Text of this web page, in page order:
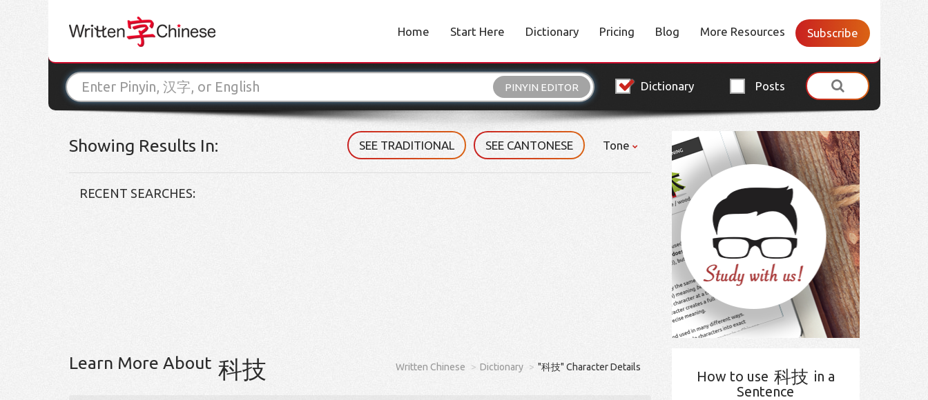
Home Start Here Dictionary Pricing Blog More Resources Subscribe
PINYIN EDITOR Dictionary Posts
Showing Results In: SEE TRADITIONAL SEE CANTONESE Tone
RECENT SEARCHES:
Learn More About 科技 Written Chinese Dictionary "科技" Character Details
How to use 科技 in a
Sentence